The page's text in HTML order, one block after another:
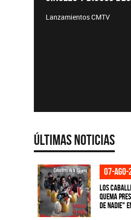
Lanzamientos CMTV
Últimas Noticias
07-ago-
Los
Quema
de Nadie"